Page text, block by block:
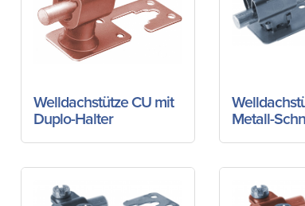
Welldachstütze CU mit
Duplo-Halter
Metall-